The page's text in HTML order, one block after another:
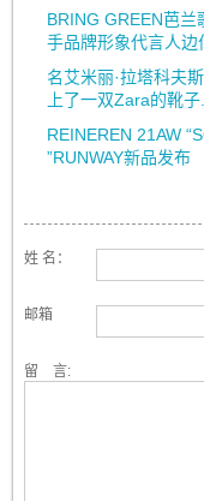
BRING GREEN芭兰
手品牌形象代言人边
名艾米丽·拉塔科夫
上了一双Zara的靴子...
REINEREN 21AW
”RUNWAY新品发布
姓 名：
邮箱
留 言: